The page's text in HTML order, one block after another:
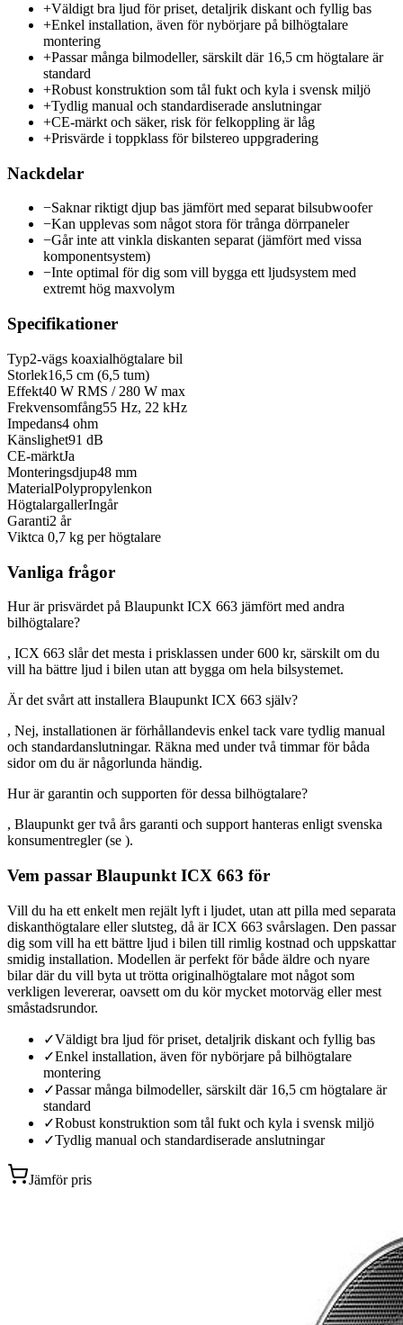
+Väldigt bra ljud för priset, detaljrik diskant och fyllig bas
+Enkel installation, även för nybörjare på bilhögtalare
montering
+Passar många bilmodeller, särskilt där 16,5 cm högtalare är
standard
+Robust konstruktion som tål fukt och kyla i svensk miljö
+Tydlig manual och standardiserade anslutningar
+CE-märkt och säker, risk för felkoppling är låg
+Prisvärde i toppklass för bilstereo uppgradering
Nackdelar
−Saknar riktigt djup bas jämfört med separat bilsubwoofer
−Kan upplevas som något stora för trånga dörrpaneler
−Går inte att vinkla diskanten separat (jämfört med vissa
komponentsystem)
−Inte optimal för dig som vill bygga ett ljudsystem med
extremt hög maxvolym
Specifikationer
Typ2-vägs koaxialhögtalare bil
Storlek16,5 cm (6,5 tum)
Effekt40 W RMS / 280 W max
Frekvensomfång55 Hz, 22 kHz
Impedans4 ohm
Känslighet91 dB
CE-märktJa
Monteringsdjup48 mm
MaterialPolypropylenkon
HögtalargallerIngår
Garanti2 år
Viktca 0,7 kg per högtalare
Vanliga frågor
Hur är prisvärdet på Blaupunkt ICX 663 jämfört med andra
bilhögtalare?
, ICX 663 slår det mesta i prisklassen under 600 kr, särskilt om du
vill ha bättre ljud i bilen utan att bygga om hela bilsystemet.
Är det svårt att installera Blaupunkt ICX 663 själv?
, Nej, installationen är förhållandevis enkel tack vare tydlig manual
och standardanslutningar. Räkna med under två timmar för båda
sidor om du är någorlunda händig.
Hur är garantin och supporten för dessa bilhögtalare?
, Blaupunkt ger två års garanti och support hanteras enligt svenska
konsumentregler (se ).
Vem passar Blaupunkt ICX 663 för
Vill du ha ett enkelt men rejält lyft i ljudet, utan att pilla med separata
diskanthögtalare eller slutsteg, då är ICX 663 svårslagen. Den passar
dig som vill ha ett bättre ljud i bilen till rimlig kostnad och uppskattar
smidig installation. Modellen är perfekt för både äldre och nyare
bilar där du vill byta ut trötta originalhögtalare mot något som
verkligen levererar, oavsett om du kör mycket motorväg eller mest
småstadsrundor.
✓Väldigt bra ljud för priset, detaljrik diskant och fyllig bas
✓Enkel installation, även för nybörjare på bilhögtalare
montering
✓Passar många bilmodeller, särskilt där 16,5 cm högtalare är
standard
✓Robust konstruktion som tål fukt och kyla i svensk miljö
✓Tydlig manual och standardiserade anslutningar
Jämför pris